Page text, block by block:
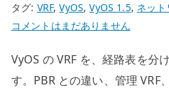
タグ: VRF,VyOS,VyOS 1.5, ネッ
VyOS
設
定
コメントはまだありません
VyOS の VRF を、経路表を分
す。PBR との違い、管理